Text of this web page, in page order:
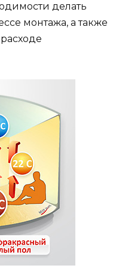
делать
монтажа, а также